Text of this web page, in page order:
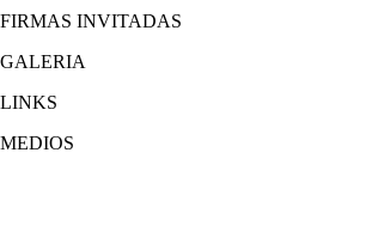
FIRMAS INVITADAS
GALERIA
LINKS
MEDIOS